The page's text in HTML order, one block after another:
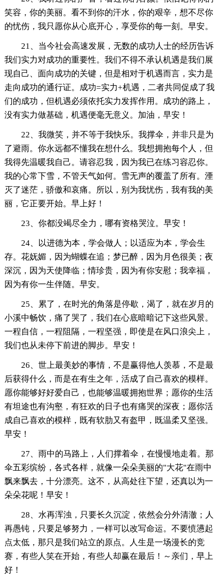
笑容，你的美丽。看不到你的汗水，你的艰辛，想不尽你
的忧伤，我只愿你从心底开心，享受你的每一刻。早安。
21、当今社会高速发展，无数的成功人士的经历告诉
我们实力对成功的重要性。我们不得不承认机遇是我们展
现自己、面向成功的关键，但是相对于机遇而言，实力是
走向成功的通行证。成功=实力+机遇，二者共同促成了我
们的成功，但机遇必须依托实力发挥作用。成功的路上，
没有实力做基础，机遇便毫无意义。加油，早安！
22、我微笑，并不等于我快乐。我撑伞，并非只是为
了避雨。你永远都不懂我在想什么。我想拥抱每个人，但
我得先温暖我自己。请容忍我，因为我已在练习容忍你。
我的心常下雪，不管天气如何。雪无声的覆盖了所有。湮
灭了迷茫，骄傲和哀痛。所以，别为我忧伤，我有我的美
丽，它正要开始。早上好！
23、你都没竭尽全力，哪有资格哭泣。早安！
24、以进德为本，学会做人；以适应为本，学会生
存。花妩媚，因为蝴蝶在追；梦已醉，因为月色很美；夜
深沉，因为天使降临；情珍贵，因为有你安慰；我幸福，
因为有你一生伴随。早安。
25、累了，在时光的角落是停歇，渴了，就在岁月的
小溪中畅饮，痛了哭了，我们在心底暗暗记下这些风景。
一程自信，一程阻隔，一程坚强，即使是在风口浪尖上，
我们也从未停下前进的脚步。早安！
26、世上最美妙的事情，不是赢得他人羡慕，不是最
后获得什么，而是在有生之年，活成了自己喜欢的模样。
愿你能够好好爱自己，也能够温暖拥抱世界；愿你的生活
有坦途也有沟壑，有狂欢的日子也有痛哭的深夜；愿你活
成自己喜欢的模样，既有软肋又有盔甲，既温柔又坚强。
早安！
27、雨中的马路上，人们撑着伞，在慢慢地走着。那
伞五彩缤纷，各式各样，就像一朵朵美丽的"大花"在雨中
飘来飘去，十分漂亮。这不，从高处往下望，还真以为一
朵朵花呢！早安！
28、水再浑浊，只要长久沉淀，依然会分外清澈；人
再愚钝，只要足够努力，一样可以改写命运。不要愤懑起
点太低，那只是我们站立的原点。人生是一场漫长的竞
赛，有些人笑在开始，有些人却赢在最后！～亲们，早上
好！